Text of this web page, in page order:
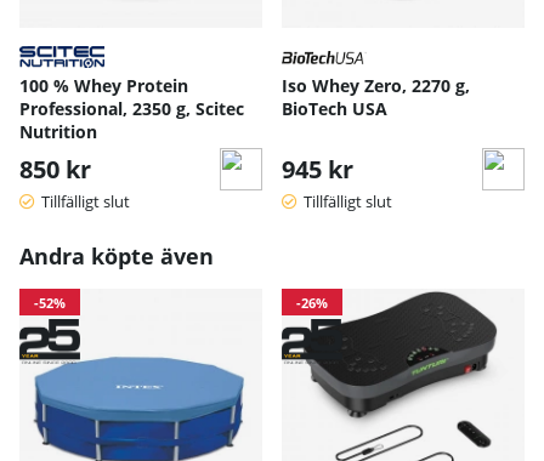
100 % Whey Protein
Professional, 2350 g, Scitec
Nutrition
850 kr
Tillfälligt slut
Iso Whey Zero, 2270 g,
BioTech USA
945 kr
Tillfälligt slut
Andra köpte även
-52% -26%